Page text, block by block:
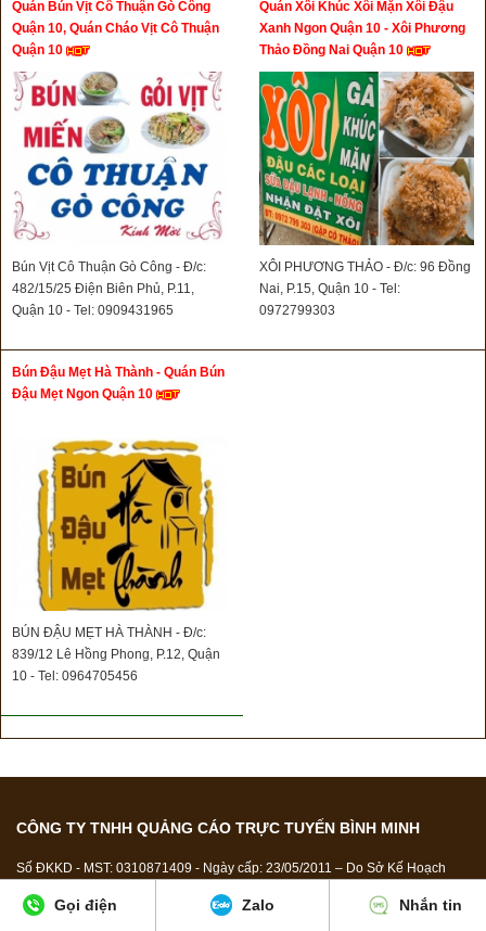
Quán Bún Vịt Cô Thuận Gò Công
Quận 10, Quán Cháo Vịt Cô Thuận
Quận 10
Bún Vịt Cô Thuận Gò Công - Đ/c:
482/15/25 Điện Biên Phủ, P.11,
Quận 10 - Tel: 0909431965
Quán Xôi Khúc Xôi Mặn Xôi Đậu
Xanh Ngon Quận 10 - Xôi Phương
Thảo Đồng Nai Quận 10
XÔI PHƯƠNG THẢO - Đ/c: 96 Đồng
Nai, P.15, Quận 10 - Tel:
0972799303
Bún Đậu Mẹt Hà Thành - Quán Bún
Đậu Mẹt Ngon Quận 10
BÚN ĐẬU MẸT HÀ THÀNH - Đ/c:
839/12 Lê Hồng Phong, P.12, Quận
10 - Tel: 0964705456
Gọi điện Zalo Nhắn tin
CÔNG TY TNHH QUẢNG CÁO TRỰC TUYẾN BÌNH MINH
Số ĐKKD - MST: 0310871409 - Ngày cấp: 23/05/2011 – Do Sở Kế Hoạch